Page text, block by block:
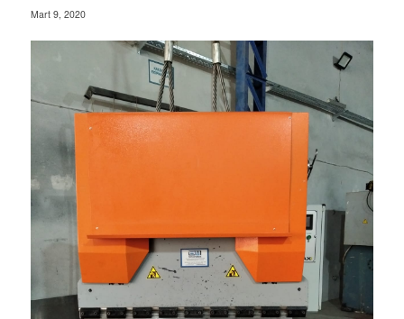
Mart 9, 2020